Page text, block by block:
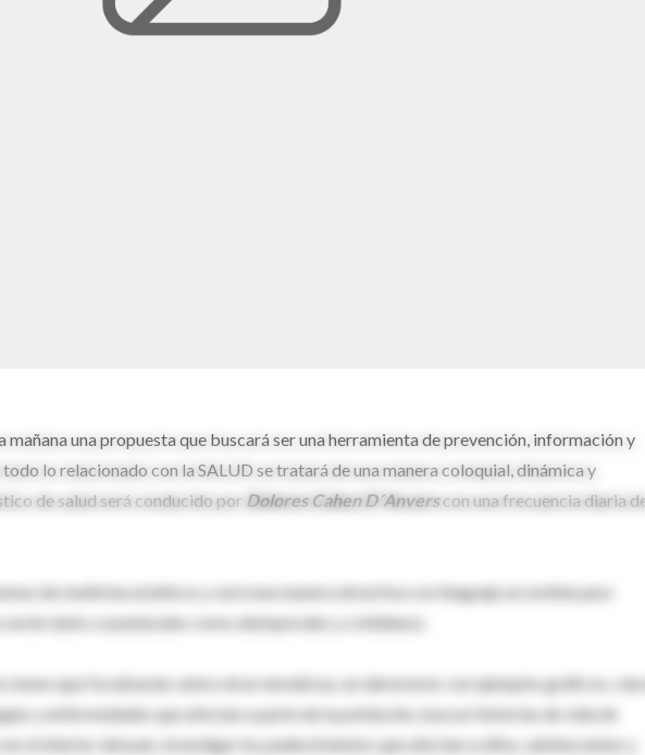
mañana una propuesta que buscará ser una herramienta de prevención, información y
lo relacionado con la SALUD se tratará de una manera coloquial, dinámica y
de salud será conducido por Dolores Cahen D´Anverscon una frecuencia diaria
de medicina estáticos y será una manera atractiva con lenguaje accesible para
serán tanto coyunturales como atemporales y cotidianos.
que focalizarán, entre otras temáticas, en demostrar con ejemplos gráficos,
y enfermedades que afectan a parte de la población, buscar historias de vida de
el interior del pais, investigar los padecimientos que afectan a niños, adolescentes y